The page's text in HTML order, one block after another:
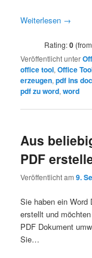
Weiterlesen →
Rating:0
Veröffentlicht unter
office tool,Office
erzeugen,pdf ins
pdf zu word,word
Aus
PDF
Veröffentlicht am9.
Sie haben ein Word
erstellt und
PDF Dokument
Sie…